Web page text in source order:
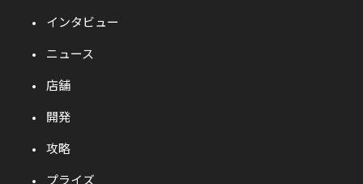
インタビュー
ニュース
店舗
開発
攻略
プライズ